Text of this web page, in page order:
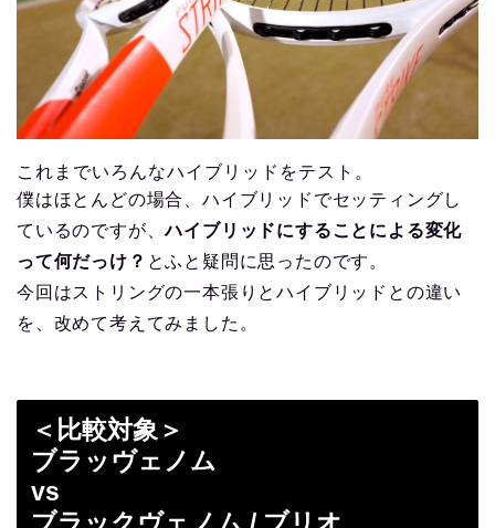
これまでいろんなハイブリッドをテスト。
僕はほとんどの場合、ハイブリッドでセッティングし
ているのですが、ハイブリッドにすることによる変化
って何だっけ？ とふと疑問に思ったのです。
今回はストリングの一本張りとハイブリッドとの違い
を、改めて考えてみました。
＜比較対象＞
ブラッヴェノム
vs
ブラックヴェノム / ブリオ